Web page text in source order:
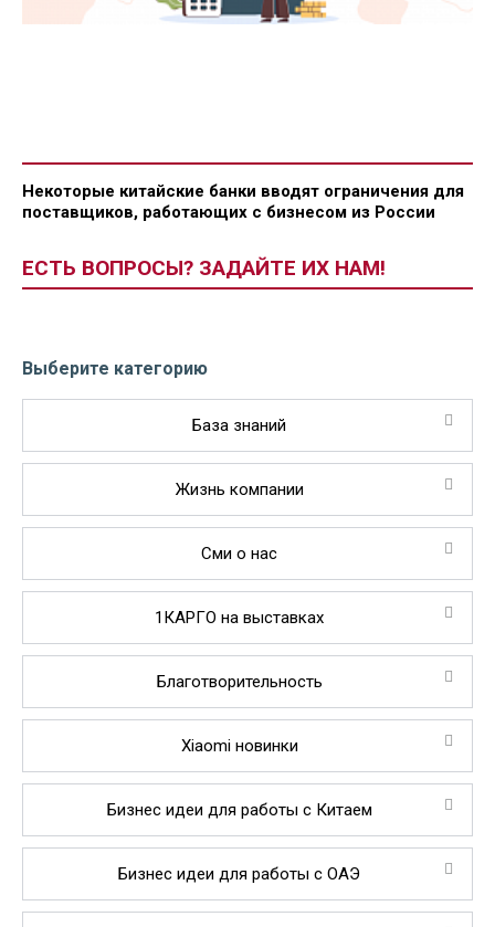
Некоторые китайские банки вводят ограничения для
поставщиков, работающих с бизнесом из России
ЕСТЬ ВОПРОСЫ? ЗАДАЙТЕ ИХ НАМ!
Выберите категорию
База знаний
Жизнь компании
Сми о нас
1КАРГО на выставках
Благотворительность
Xiaomi новинки
Бизнес идеи для работы с Китаем
Бизнес идеи для работы с ОАЭ